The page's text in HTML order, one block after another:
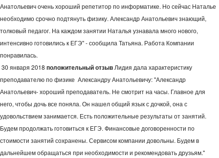
Анатольевич очень хороший репетитор по информатике. Но сейчас Наталье
необходимо срочно подтянуть физику. Александр Анатольевич знающий,
толковый педагог. На каждом занятии Наталья узнавала много нового,
интенсивно готовились к ЕГЭ" - сообщила Татьяна. Работа Компании
понравилась.
30 января 2018положительный отзыв Лидия дала характеристику
преподавателю по физике Александру Анатольевичу: "Александр
Анатольевич- хороший преподаватель. Не смотрит на часы. Главное для
него, чтобы дочь все поняла. Он нашел общий язык с дочкой, она с
удовольствием занимается. Есть положительные результаты от занятий.
Будем продолжать готовиться к ЕГЭ. Финансовые договоренности по
стоимости занятий сохранены. Сервисом компании довольны. Будем в
дальнейшем обращаться при необходимости и рекомендовать друзьям."